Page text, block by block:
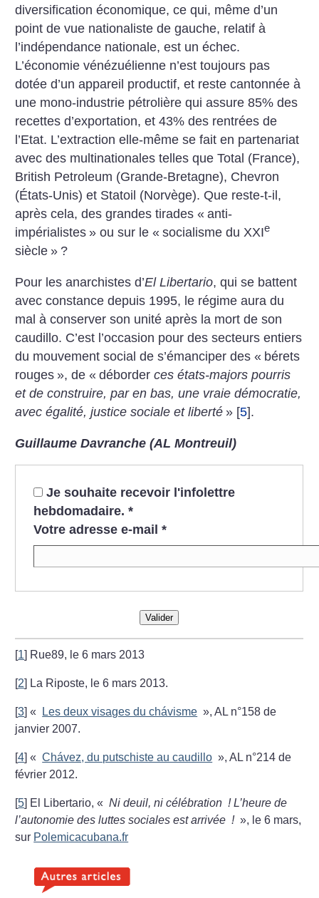
diversification économique, ce qui, même d’un
point de vue nationaliste de gauche, relatif à
l’indépendance nationale, est un échec.
L’économie vénézuélienne n’est toujours pas
dotée d’un appareil productif, et reste cantonnée à
une mono-industrie pétrolière qui assure 85% des
recettes d’exportation, et 43% des rentrées de
l’Etat. L’extraction elle-même se fait en partenariat
avec des multinationales telles que Total (France),
British Petroleum (Grande-Bretagne), Chevron
(États-Unis) et Statoil (Norvège). Que reste-t-il,
après cela, des grandes tirades « anti-
impérialistes » ou sur le « socialisme du XXIe
siècle » ?
Pour les anarchistes d’El Libertario, qui se battent
avec constance depuis 1995, le régime aura du
mal à conserver son unité après la mort de son
caudillo. C’est l’occasion pour des secteurs entiers
du mouvement social de s’émanciper des « bérets
rouges », de « déborderces états-majors pourris
et de construire, par en bas, une vraie démocratie,
avec égalité, justice sociale et liberté » [5].
Guillaume Davranche (AL Montreuil)
Je souhaite recevoir l'infolettre
hebdomadaire. *
Votre adresse e-mail *
Valider
[1] Rue89, le 6 mars 2013
[2] La Riposte, le 6 mars 2013.
[3]« Les deux visages du chávisme », AL n°158 de
janvier 2007.
[4]« Chávez, du putschiste au caudillo », AL n°214 de
février 2012.
[5] El Libertario, « Ni deuil, ni célébration ! L’heure de
l’autonomie des luttes sociales est arrivée ! », le 6 mars,
sur Polemicacubana.fr